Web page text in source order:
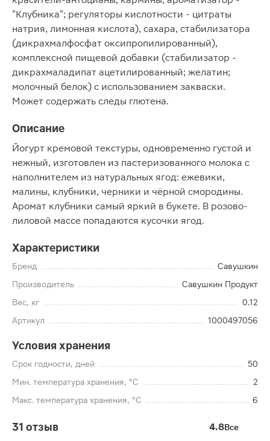
"Клубника"; регуляторы кислотности - цитраты
натрия, лимонная кислота), сахара, стабилизатора
(дикрахмалфосфат оксипропилированный),
комплексной пищевой добавки (стабилизатор -
дикрахмаладипат ацетилированный; желатин;
молочный белок) с использованием закваски.
Может содержать следы глютена.
Описание
Йогурт кремовой текстуры, одновременно густой и
нежный, изготовлен из пастеризованного молока с
наполнителем из натуральных ягод: ежевики,
малины, клубники, черники и чёрной смородины.
Аромат клубники самый яркий в букете. В розово-
лиловой массе попадаются кусочки ягод.
Характеристики
Бренд
Савушкин
Производитель
Савушкин Продукт
Вес, кг
0.12
Артикул
1000497056
Условия хранения
Срок годности, дней
50
Мин. температура хранения, °C
2
Макс. температура хранения, °C
6
31 отзыв 4.8Все